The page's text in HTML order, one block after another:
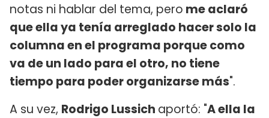
notas ni hablar del tema, pero me aclaró
que ella ya tenía arreglado hacer solo la
columna en el programa porque como
va de un lado para el otro, no tiene
tiempo para poder organizarse más".
A su vez, Rodrigo Lussich aportó: "A ella la